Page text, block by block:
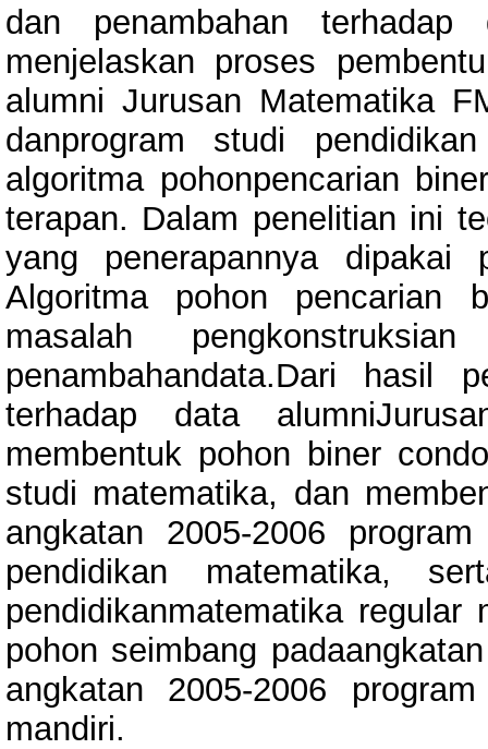
dan penambahan
menjelaskan proses
alumni Jurusan Matematika
danprogram studi
algoritma pohonpencarian
terapan. Dalam penelitian ini
yang penerapannya dipakai
Algoritma pohon pencarian
masalah
penambahandata.Dari hasil
terhadap data
membentuk pohon biner
studi matematika, dan
angkatan 2005-2006
pendidikan matematika,
pendidikanmatematika
pohon seimbang
angkatan 2005-2006
mandiri.